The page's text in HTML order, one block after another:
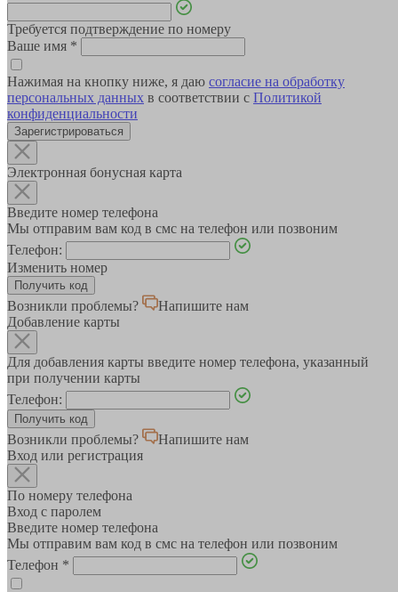
Требуется подтверждение по номеру
Ваше имя *
Нажимая на кнопку ниже, я даю согласие на обработку
персональных данных в соответствии с Политикой
конфиденциальности
Зарегистрироваться
Электронная бонусная карта
Введите номер телефона
Мы отправим вам код в смс на телефон или позвоним
Телефон:
Изменить номер
Возникли проблемы?
Напишите нам
Добавление карты
Для добавления карты введите номер телефона, указанный
при получении карты
Телефон:
Возникли проблемы?
Напишите нам
Вход или регистрация
По номеру телефона
Вход с паролем
Введите номер телефона
Мы отправим вам код в смс на телефон или позвоним
Телефон *